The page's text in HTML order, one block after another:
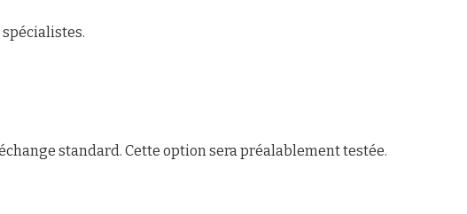
standard. Cette option sera préalablement testée.